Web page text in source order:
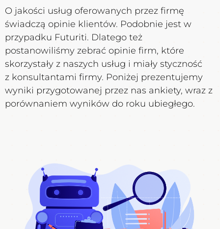
O jakości usług oferowanych przez firmę
świadczą opinie klientów. Podobnie jest w
przypadku Futuriti. Dlatego też
postanowiliśmy zebrać opinie firm, które
skorzystały z naszych usług i miały styczność
z konsultantami firmy. Poniżej prezentujemy
wyniki przygotowanej przez nas ankiety, wraz z
porównaniem wyników do roku ubiegłego.